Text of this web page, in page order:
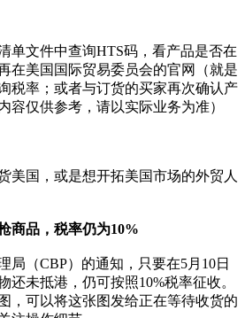
单文件中查询HTS码，看产品是否在
在美国国际贸易委员会的官网（就是
税率；或者与订货的买家再次确认产
容仅供参考，请以实际业务为准）
美国，或是想开拓美国市场的外贸人
商品，税率仍为10%
局（CBP）的通知，只要在5月10日
还未抵港，仍可按照10%税率征收。
，可以将这张图发给正在等待收货的